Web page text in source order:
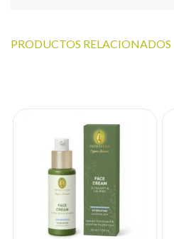
PRODUCTOS RELACIONADOS